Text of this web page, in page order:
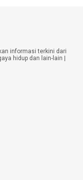
informasi terkini dari
hidup dan lain-lain |